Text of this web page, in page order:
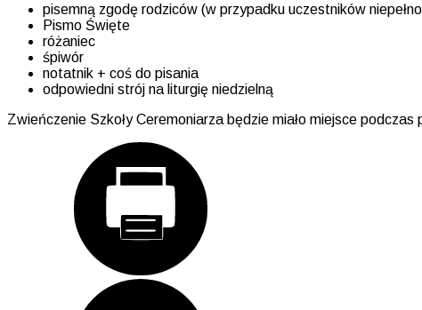
pisemną zgodę rodziców (w przypadku uczestników
Pismo Święte
różaniec
śpiwór
notatnik + coś do pisania
odpowiedni strój na liturgię niedzielną
Zwieńczenie Szkoły Ceremoniarza będzie miało miejsce